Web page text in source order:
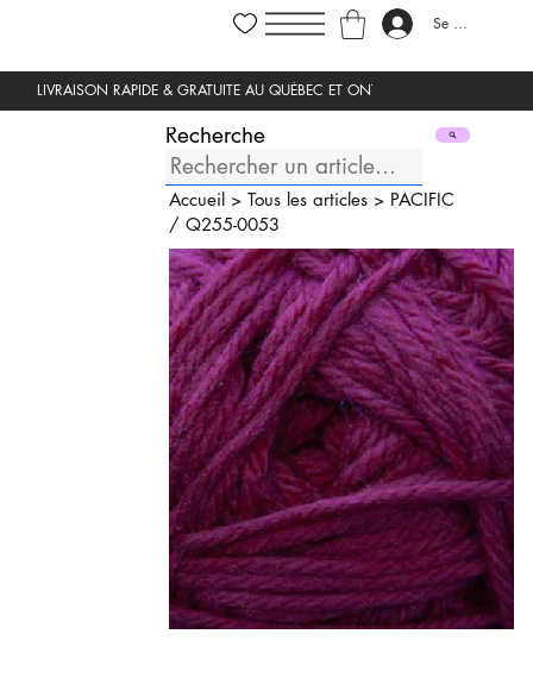
Se connecter
Recherche
Accueil> Tous les articles> PACIFIC
/ Q255-0053